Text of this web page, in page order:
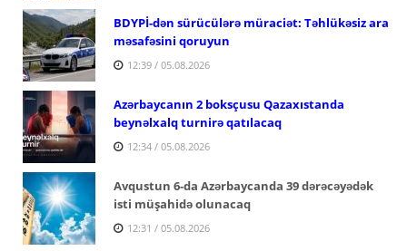
BDYPİ-dən sürücülərə müraciət: Təhlükəsiz ara
məsafəsini qoruyun
12:39 / 05.08.2026
Azərbaycanın 2 boksçusu Qazaxıstanda
beynəlxalq turnirə qatılacaq
12:34 / 05.08.2026
Avqustun 6-da Azərbaycanda 39 dərəcəyədək
isti müşahidə olunacaq
12:31 / 05.08.2026